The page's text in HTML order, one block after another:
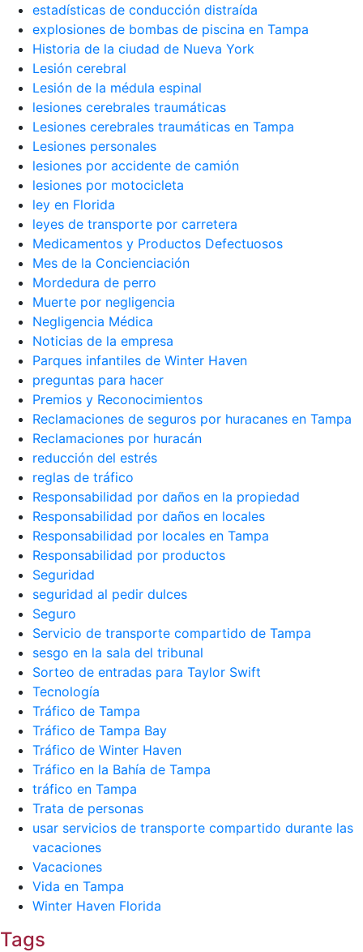
estadísticas de conducción distraída
explosiones de bombas de piscina en Tampa
Historia de la ciudad de Nueva York
Lesión cerebral
Lesión de la médula espinal
lesiones cerebrales traumáticas
Lesiones cerebrales traumáticas en Tampa
Lesiones personales
lesiones por accidente de camión
lesiones por motocicleta
ley en Florida
leyes de transporte por carretera
Medicamentos y Productos Defectuosos
Mes de la Concienciación
Mordedura de perro
Muerte por negligencia
Negligencia Médica
Noticias de la empresa
Parques infantiles de Winter Haven
preguntas para hacer
Premios y Reconocimientos
Reclamaciones de seguros por huracanes en Tampa
Reclamaciones por huracán
reducción del estrés
reglas de tráfico
Responsabilidad por daños en la propiedad
Responsabilidad por daños en locales
Responsabilidad por locales en Tampa
Responsabilidad por productos
Seguridad
seguridad al pedir dulces
Seguro
Servicio de transporte compartido de Tampa
sesgo en la sala del tribunal
Sorteo de entradas para Taylor Swift
Tecnología
Tráfico de Tampa
Tráfico de Tampa Bay
Tráfico de Winter Haven
Tráfico en la Bahía de Tampa
tráfico en Tampa
Trata de personas
usar servicios de transporte compartido durante las
vacaciones
Vacaciones
Vida en Tampa
Winter Haven Florida
Tags